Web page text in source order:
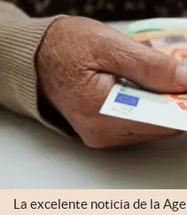
La excelente noticia de la